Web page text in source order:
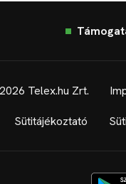
Telex.hu Zrt.
Sütitájékoztató